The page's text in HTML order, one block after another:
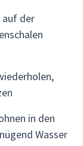
auf der
in den
Wasser